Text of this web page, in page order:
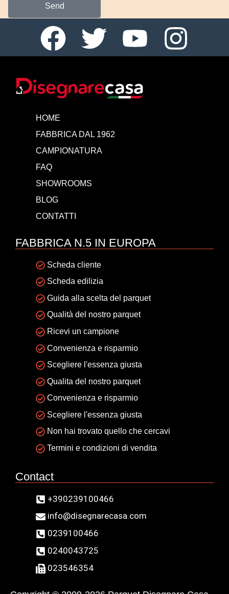
Send
HOME
FABBRICA DAL 1962
CAMPIONATURA
FAQ
SHOWROOMS
BLOG
CONTATTI
FABBRICA N.5 IN EUROPA
Scheda cliente
Scheda edilizia
Guida alla scelta del parquet
Qualità del nostro parquet
Ricevi un campione
Convenienza e risparmio
Scegliere l'essenza giusta
Qualita del nostro parquet
Convenienza e risparmio
Scegliere l'essenza giusta
Non hai trovato quello che cercavi
Termini e condizioni di vendita
Contact
+390239100466
info@disegnarecasa.com
0239100466
0240043725
023546354